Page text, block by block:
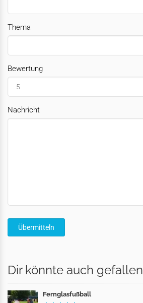
Thema
Bewertung
Nachricht
Dir könnte auch gefallen
Fernglasfußball